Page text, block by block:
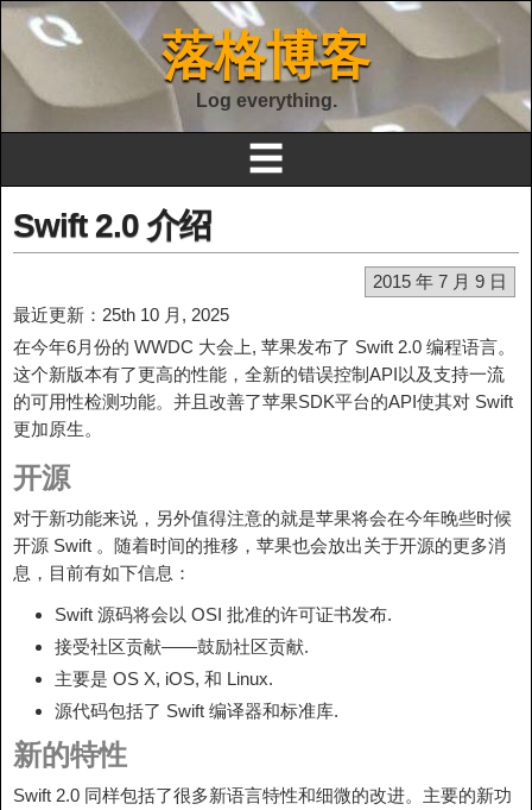
落格博客
Log everything.
☰
Swift 2.0 介绍
2015 年 7 月 9 日
最近更新：25th 10 月, 2025
在今年6月份的 WWDC 大会上, 苹果发布了 Swift 2.0 编程语言。
这个新版本有了更高的性能，全新的错误控制API以及支持一流
的可用性检测功能。并且改善了苹果SDK平台的API使其对 Swift
更加原生。
开源
对于新功能来说，另外值得注意的就是苹果将会在今年晚些时候
开源 Swift 。随着时间的推移，苹果也会放出关于开源的更多消
息，目前有如下信息：
Swift 源码将会以 OSI 批准的许可证书发布.
接受社区贡献——鼓励社区贡献.
主要是 OS X, iOS, 和 Linux.
源代码包括了 Swift 编译器和标准库.
新的特性
Swift 2.0 同样包括了很多新语言特性和细微的改进。主要的新功